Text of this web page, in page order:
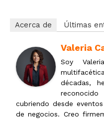
Acerca de Últimas
Valeria
Soy
décadas,
cubriendo desde
de negocios. Creo